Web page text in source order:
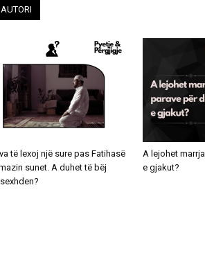
të lexoj një sure pas Fatihasë
sunet. A duhet të bëj
A lejohet
e gjakut?